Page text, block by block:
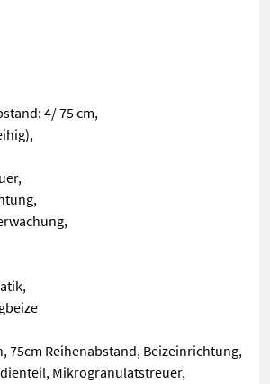
4/ 75 cm,
75cm Reihenabstand, Beizeinrichtung,
Mikrogranulatstreuer,